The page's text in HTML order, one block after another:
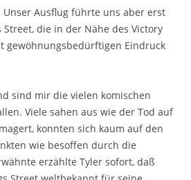
Ausflug führte uns aber erst
die in der Nähe des Victory
gewöhnungsbedürftigen Eindruck
sind mir die vielen komischen
Viele sahen aus wie der Tod auf
konnten sich kaum auf den
wie besoffen durch die
erzählte Tyler sofort, daß